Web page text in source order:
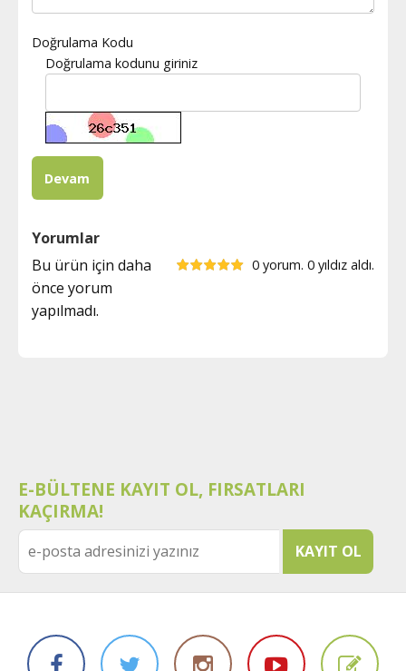
Doğrulama Kodu
Doğrulama kodunu giriniz
Yorumlar
0 yorum. 0 yıldız aldı.
Bu ürün için daha
önce yorum
yapılmadı.
E-BÜLTENE KAYIT OL, FIRSATLARI
KAÇIRMA!